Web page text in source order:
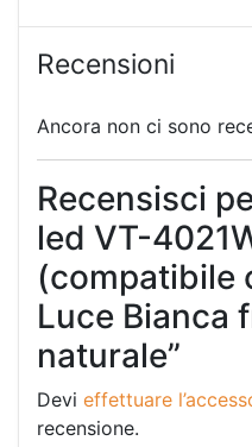
Recensioni
Ancora non ci sono
Recensisci
led VT-
(compatibile
Luce Bianca
naturale”
Devi effettuare
recensione.